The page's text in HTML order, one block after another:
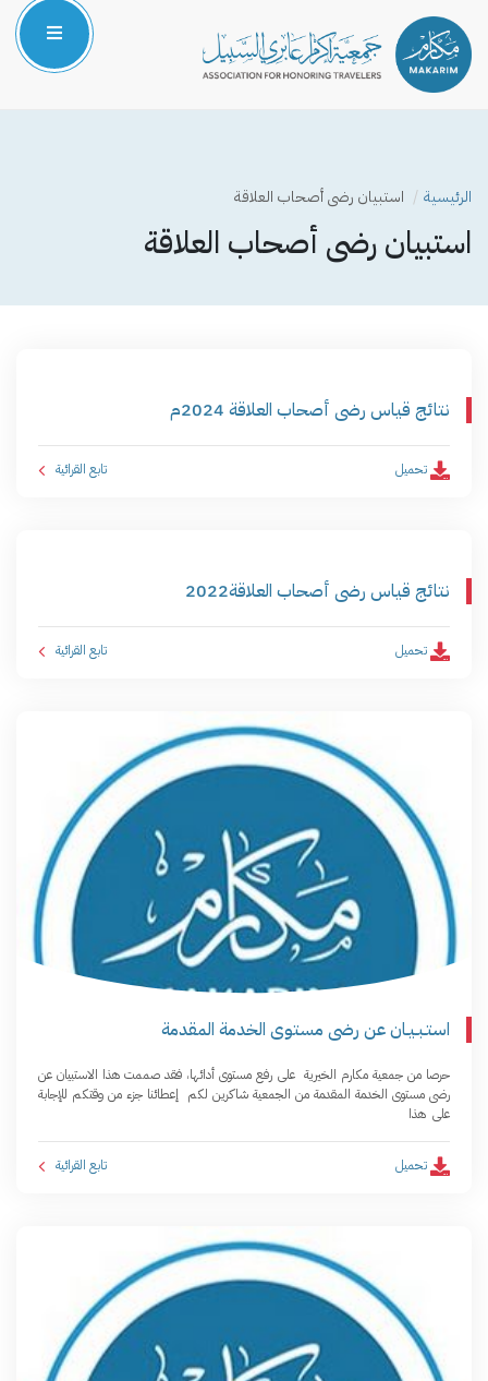
المركز الإعلامي
البرامج والمشاريع
الرئيسية استبيان رضى أصحاب العلاقة
استبيان رضى أصحاب العلاقة
نتائج قياس رضى أصحاب العلاقة 2024م
تحميل تابع القرائية ­ ­
نتائج قياس رضى أصحاب العلاقة2022
تحميل تابع القرائية ­ ­
استـبـيـان عن رضى مستوى الخدمة المقدمة
حرصا من جمعية مكارم الخيرية على رفع مستوى أدائها، فقد صممت هذا الاستبيان عن
رضى مستوى الخدمة المقدمة من الجمعية شاكرين لكم إعطائنا جزء من وقتكم للإجابة
على هذا
تحميل تابع القرائية ­ ­